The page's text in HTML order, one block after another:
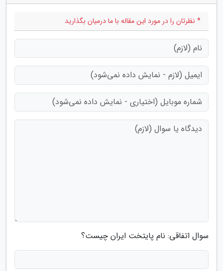
* نظرتان را در مورد این مقاله با ما درمیان بگذارید
سوال اتفاقی: نام پایتخت ایران چیست؟